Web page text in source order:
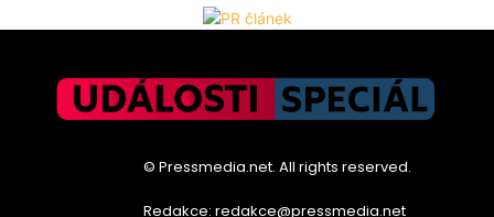
© Pressmedia.net. All rights reserved.
Redakce: redakce@pressmedia.net